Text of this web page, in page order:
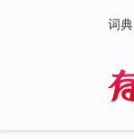
词典